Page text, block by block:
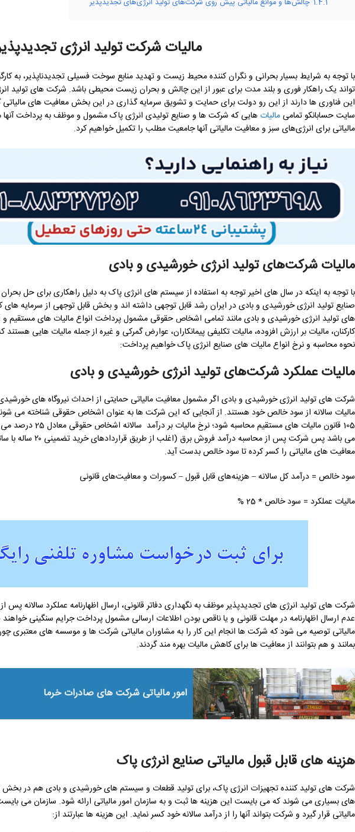
1.4.1 چالش‌ها و موانع مالیاتی پیش روی شرکت‌های تولید انرژی‌های تجدیدپذیر
مالیات شرکت تولید انرژی
با توجه به شرایط بسیار بحرانی و نگران کننده محیط زیست و تهدید منابع سوخت فسیلی تجدیدناپذیر، به
تواند یک راهکار فوری و بلند مدت برای عبور از این چالش و بحران زیست محیطی باشد. شرکت های تولید
این فناوری ها دارند از این رو دولت برای حمایت و تشویق سرمایه گذاری در این بخش معافیت های مالیاتی
سایت حسابانکو تمامی مالیات هایی که شرکت ها و صنایع تولیدی انرژی پاک مشمول و موظف به پرداخت آنها
مالیاتی برای انرژی‌های سبز و معافیت مالیاتی آنها جامعیت مطلب را تکمیل خواهیم کرد.
مالیات شرکت‌های تولید انرژی خورشیدی و بادی
با توجه به اینکه در سال های اخیر توجه به استفاده از سیستم های انرژی پاک به دلیل راهکاری برای حل
صنایع تولید انرژی خورشیدی و بادی در ایران رشد قابل توجهی داشته اند و بخش قابل توجهی از سرمایه
های تولید انرژی خورشیدی و بادی مانند تمامی اشخاص حقوقی مشمول پرداخت انواع مالیات های مستقیم و
کارکنان، مالیات بر ارزش افزوده، مالیات تکلیفی پیمانکاران، عوارض گمرکی و غیره از جمله مالیات هایی
نحوه محاسبه و نرخ انواع مالیات های صنایع انرژی پاک خواهیم پرداخت:
مالیات عملکرد شرکت‌های تولید انرژی خورشیدی و بادی
شرکت های تولید انرژی خورشیدی و بادی اگر مشمول معافیت مالیاتی حمایتی از احداث نیروگاه‌ های
مالیات سالانه از سود خالص خود هستند. از آنجایی که این شرکت ها به عنوان اشخاص حقوقی شناخته می
105 قانون مالیات های
می باشد پس شرکت پس
معافیت های مالیاتی را کسر کرده تا سود خالص بدست آید.
سود خالص = درآمد کل سالانه – هزینه‌های قابل قبول – کسورات و معافیت‌های قانونی
مالیات عملکرد = سود خالص * 25 %
شرکت های تولید انرژی های تجدیدپذیر موظف به نگهداری دفاتر قانونی، ارسال اظهارنامه عملکرد سالانه
عدم ارسال اظهارنامه در مهلت قانونی و یا ناقص بودن اطلاعات ارسالی مشمول پرداخت جرایم سنگینی خواهند
مالیاتی توصیه می شود که شرکت ها انجام این کار را به مشاوران مالیاتی شرکت ها و موسسه های معتبری چون
بمانند و هم بتوانند از معافیت ها برای کاهش مالیات بهره مند گردند.
امور مالیاتی شرکت های صادرات خرما
هزینه های قابل قبول مالیاتی صنایع انرژی پاک
شرکت های تولید کننده تجهیزات انرژی پاک، برای تولید قطعات و سیستم های خورشیدی و بادی هم در
های بسیاری می شوند که می بایست این هزینه ها ثبت و به سازمان امور مالیاتی ارائه شود. سازمان می بایست
مالیاتی قرار گیرد و شرکت بتواند آنها را از درآمد سالانه خود کسر نماید. این هزینه ها عبارتند از: